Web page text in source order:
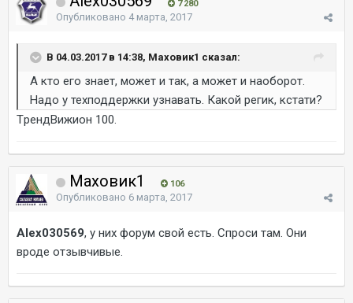
7 280
Опубликовано 4 марта, 2017
В 04.03.2017 в 14:38, Маховик1 сказал:
А кто его знает, может и так, а может и наоборот.
Надо у техподдержки узнавать. Какой регик, кстати?
TрендВижион 100.
Маховик1 106
Опубликовано 6 марта, 2017
Alex030569, у них форум свой есть. Спроси там. Они
вроде отзывчивые.